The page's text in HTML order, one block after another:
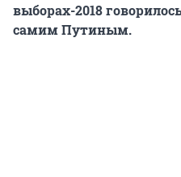
выборах-2018
самим Путиным.